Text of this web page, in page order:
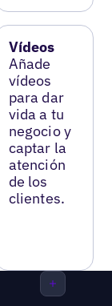
Vídeos
Añade
vídeos
para dar
vida a tu
negocio y
captar la
atención
de los
clientes.